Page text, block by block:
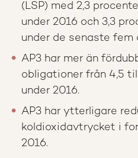
(LSP) med 2,3
under 2016 och 3,3
under de senaste fem
AP3 har mer än
obligationer från 4,5
under 2016.
AP3 har ytterligare
koldioxidavtrycket i
2016.